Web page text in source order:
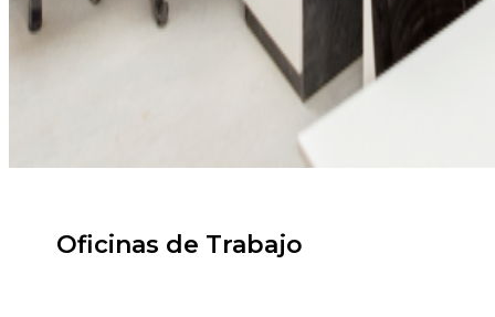
Oficinas de Trabajo